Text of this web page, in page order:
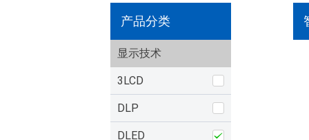
产品分类
显示技术
3LCD
DLP
DLED